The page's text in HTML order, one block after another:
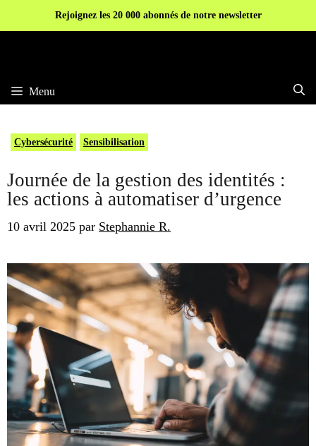
Rejoignez les 20 000 abonnés de notre newsletter
Menu
Cybersécurité Sensibilisation
Journée de la gestion des identités :
les actions à automatiser d’urgence
10 avril 2025 par Stephannie R.